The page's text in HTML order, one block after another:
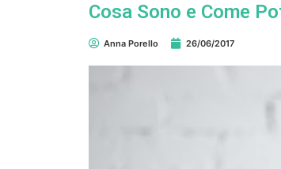
Cosa Sono e Come
Anna Porello 26/06/2017